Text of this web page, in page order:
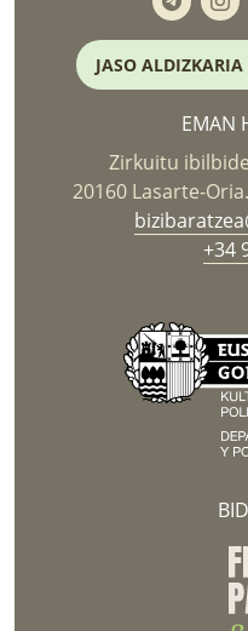
JASO ALDIZKARIA
EMAN
Zirkuitu
20160 Lasarte-
+34